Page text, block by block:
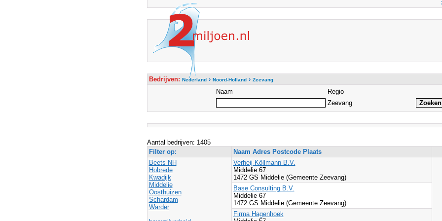
Bedrijven: Nederland› Noord-Holland› Zeevang
Naam
Regio
Zeevang
Aantal bedrijven: 1405
Filter op:
Naam Adres Postcode Plaats
Beets NH
Hobrede
Kwadijk
Middelie
Oosthuizen
Schardam
Warder
Verheij-Köllmann B.V.
Middelie 67
1472 GS Middelie (Gemeente Zeevang)
Base Consulting B.V.
Middelie 67
1472 GS Middelie (Gemeente Zeevang)
Firma Hagenhoek